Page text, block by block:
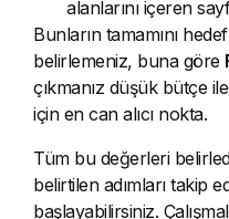
alanlarını içeren
Bunların tamamını
belirlemeniz, buna göre
çıkmanız düşük bütçe
için en can alıcı nokta.
Tüm bu değerleri
belirtilen adımları takip
başlayabilirsiniz.